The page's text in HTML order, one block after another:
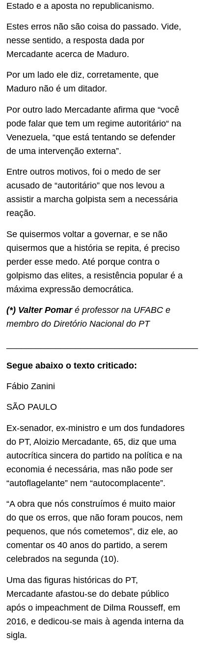
Estado e a aposta no republicanismo.
Estes erros não são coisa do passado. Vide,
nesse sentido, a resposta dada por
Mercadante acerca de Maduro.
Por um lado ele diz, corretamente, que
Maduro não é um ditador.
Por outro lado Mercadante afirma que “você
pode falar que tem um regime autoritário“ na
Venezuela, “que está tentando se defender
de uma intervenção externa”.
Entre outros motivos, foi o medo de ser
acusado de “autoritário” que nos levou a
assistir a marcha golpista sem a necessária
reação.
Se quisermos voltar a governar, e se não
quisermos que a história se repita, é preciso
perder esse medo. Até porque contra o
golpismo das elites, a resistência popular é a
máxima expressão democrática.
(*) Valter Pomaré professor na UFABC e
membro do Diretório Nacional do PT
Segue abaixo o texto criticado:
Fábio Zanini
SÃO PAULO
Ex-senador, ex-ministro e um dos fundadores
do PT, Aloizio Mercadante, 65, diz que uma
autocrítica sincera do partido na política e na
economia é necessária, mas não pode ser
“autoflagelante” nem “autocomplacente”.
“A obra que nós construímos é muito maior
do que os erros, que não foram poucos, nem
pequenos, que nós cometemos”, diz ele, ao
comentar os 40 anos do partido, a serem
celebrados na segunda (10).
Uma das figuras históricas do PT,
Mercadante afastou-se do debate público
após o impeachment de Dilma Rousseff, em
2016, e dedicou-se mais à agenda interna da
sigla.